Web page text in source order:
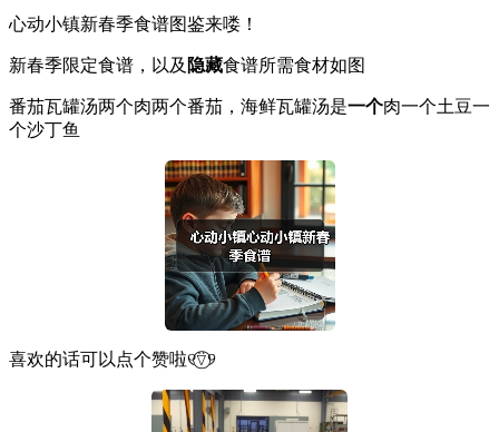
心动小镇新春季食谱图鉴来喽！
新春季限定食谱，以及 隐藏食谱所需食材如图
番茄瓦罐汤两个肉两个番茄，海鲜瓦罐汤是一个肉一个土豆一
个沙丁鱼
喜欢的话可以点个赞啦୧⍢⃝୨